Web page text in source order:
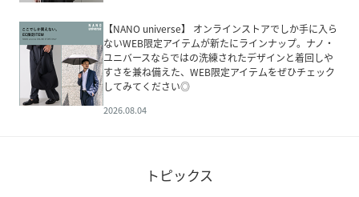
【NANO universe】 オンラインストアでしか手に入ら
ないWEB限定アイテムが新たにラインナップ。ナノ・
ユニバースならではの洗練されたデザインと着回しや
すさを兼ね備えた、WEB限定アイテムをぜひチェック
してみてください◎
2026.08.04
トピックス